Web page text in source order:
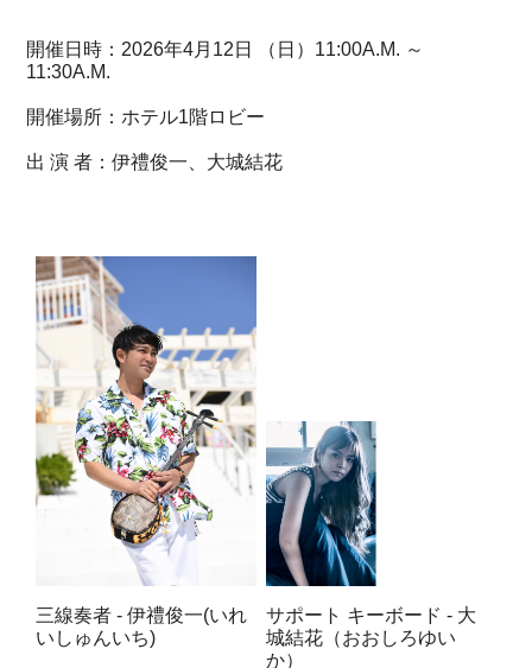
開催日時：2026年4月12日 （日）11:00A.M. ～
11:30A.M.
開催場所：ホテル1階ロビー
出 演 者：伊禮俊一、大城結花
三線奏者 - 伊禮俊一(いれ
いしゅんいち)
サポート キーボード - 大
城結花（おおしろゆい
か）